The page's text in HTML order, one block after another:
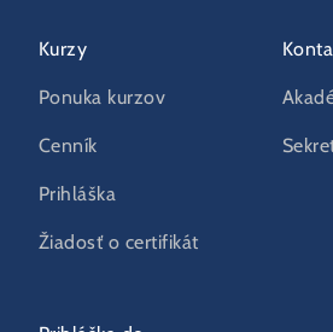
Kurzy
Ponuka kurzov
Cenník
Prihláška
Žiadosť o certifikát